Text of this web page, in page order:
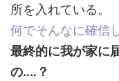
所を入れている。
何でそんなに確信
最終的に我が家に
の‥‥？